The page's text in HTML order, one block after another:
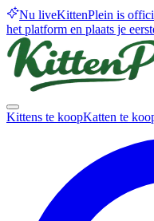
Nu liveKittenPlein is
het platform en plaats je
Kittens te koopKatten te